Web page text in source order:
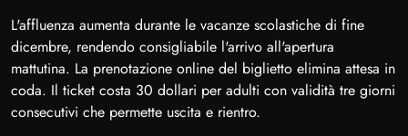
L'affluenza aumenta durante le vacanze scolastiche di fine
dicembre, rendendo consigliabile l'arrivo all'apertura
mattutina. La prenotazione online del biglietto elimina attesa in
coda. Il ticket costa 30 dollari per adulti con validità tre giorni
consecutivi che permette uscita e rientro.